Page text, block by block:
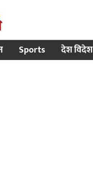
Sports देश विदेश